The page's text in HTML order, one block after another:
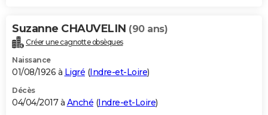
Suzanne CHAUVELIN (90 ans)
Créer une cagnotte obsèques
Naissance
01/08/1926 à Ligré (Indre-et-Loire)
Décès
04/04/2017 à Anché (Indre-et-Loire)